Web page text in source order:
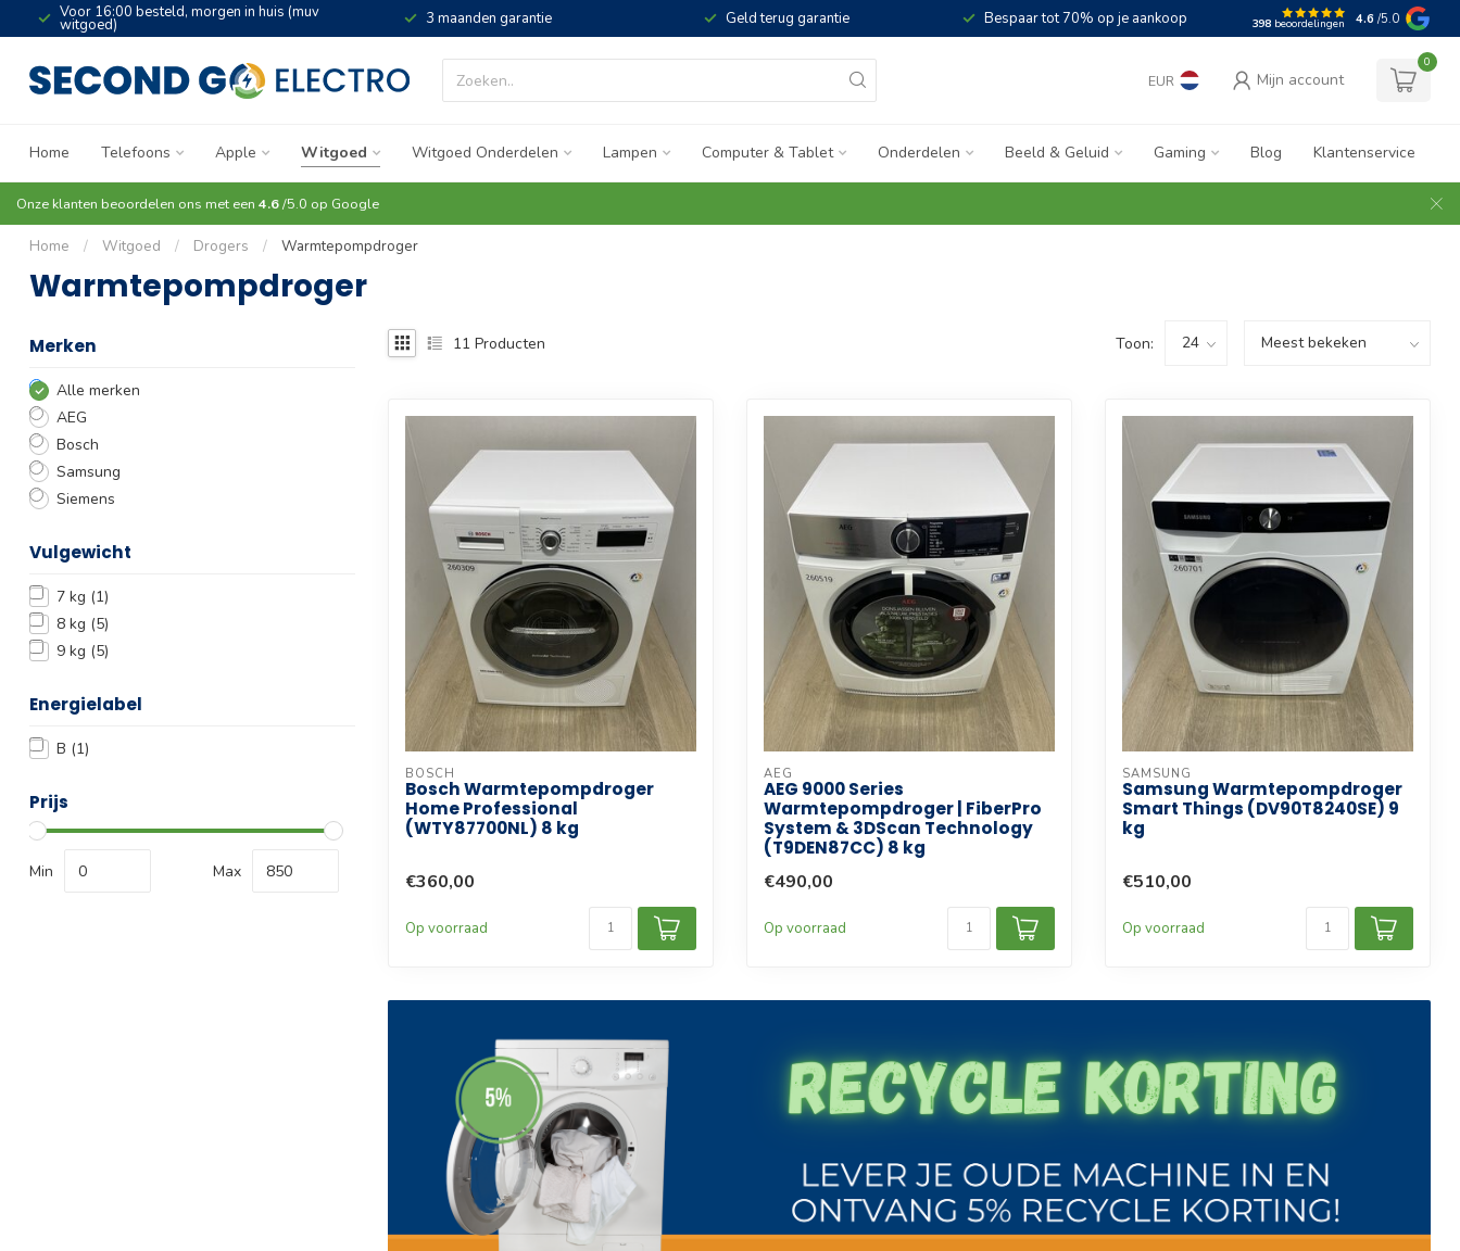
Voor 16:00 besteld, morgen in huis (muv
witgoed) 3 maanden garantie Geld terug garantie Bespaar tot 70% op je aankoop 398 beoordelingen 4.6 /5.0
EUR Mijn account
0
Home Telefoons Apple Witgoed Witgoed Onderdelen Lampen Computer & Tablet Onderdelen Beeld & Geluid Gaming Blog Klantenservice
Onze klanten beoordelen ons met een 4.6/5.0 op Google
Home / Witgoed / Drogers / Warmtepompdroger
Warmtepompdroger
Merken
Alle merken
AEG
Bosch
Samsung
Siemens
Vulgewicht
7 kg (1)
8 kg (5)
9 kg (5)
Energielabel
B (1)
Prijs
Min Max
11 Producten Toon:
BOSCH
Bosch Warmtepompdroger
Home Professional
(WTY87700NL) 8 kg
€360,00
Op voorraad
AEG
AEG 9000 Series
Warmtepompdroger | FiberPro
System & 3DScan Technology
(T9DEN87CC) 8 kg
€490,00
Op voorraad
SAMSUNG
Samsung Warmtepompdroger
Smart Things (DV90T8240SE) 9
kg
€510,00
Op voorraad